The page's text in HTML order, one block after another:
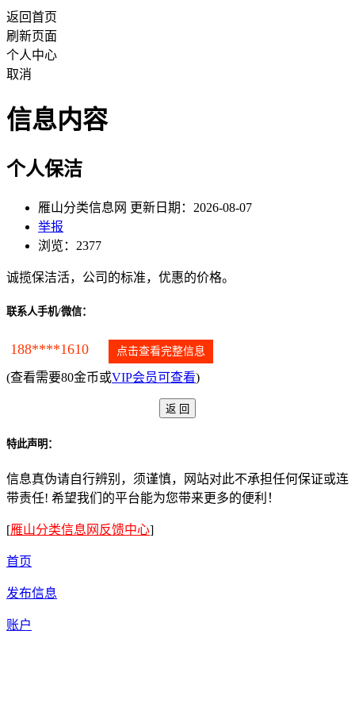
返回首页
刷新页面
个人中心
取消
信息内容
个人保洁
雁山分类信息网 更新日期：2026-08-07
举报
浏览：2377
诚揽保洁活，公司的标准，优惠的价格。
联系人手机/微信：
188****1610 点击查看完整信息
(查看需要80金币或VIP会员可查看)
特此声明：
信息真伪请自行辨别，须谨慎，网站对此不承担任何保证或连
带责任! 希望我们的平台能为您带来更多的便利！
[雁山分类信息网反馈中心]
首页
发布信息
账户